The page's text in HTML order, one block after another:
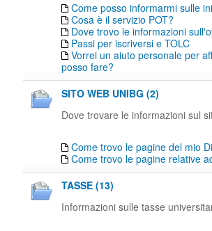
Come posso informarmi sulle
Cosa è il servizio POT?
Dove trovo le informazioni
Passi per iscriversi e TOLC
Vorrei un aiuto personale per
posso fare?
SITO WEB UNIBG (2)
Dove trovare le informazioni sul
Come trovo le pagine del mio
Come trovo le pagine relative
TASSE (13)
Informazioni sulle tasse